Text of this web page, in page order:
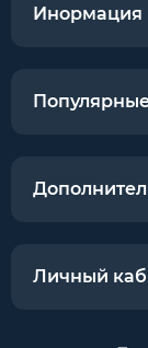
Инормация
Личный